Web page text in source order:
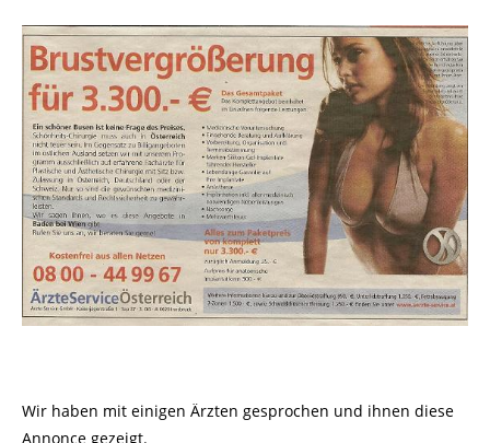
Wir haben mit einigen Ärzten gesprochen und ihnen diese
Annonce gezeigt.